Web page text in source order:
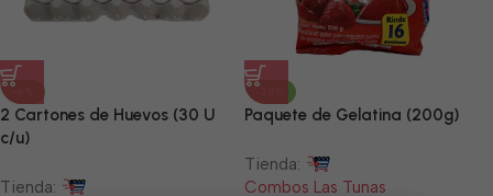
2 Cartones de Huevos (30 U
c/u)
Tienda:
Paquete de Gelatina (200g)
Tienda:
Combos Las Tunas